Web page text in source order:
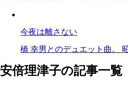
今夜は離さない
橋 幸男とのデュエット曲。
安倍理津子の記事一覧